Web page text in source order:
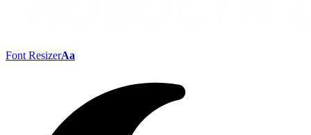
Font ResizerAa